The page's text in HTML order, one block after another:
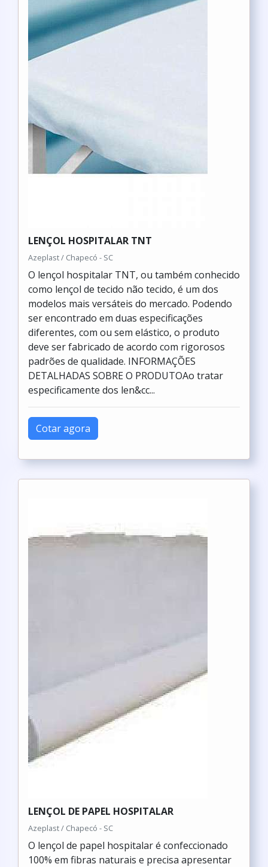
LENÇOL HOSPITALAR TNT
Azeplast / Chapecó - SC
O lençol hospitalar TNT, ou também conhecido
como lençol de tecido não tecido, é um dos
modelos mais versáteis do mercado. Podendo
ser encontrado em duas especificações
diferentes, com ou sem elástico, o produto
deve ser fabricado de acordo com rigorosos
padrões de qualidade. INFORMAÇÕES
DETALHADAS SOBRE O PRODUTOAo tratar
especificamente dos len&cc...
Cotar agora
LENÇOL DE PAPEL HOSPITALAR
Azeplast / Chapecó - SC
O lençol de papel hospitalar é confeccionado
100% em fibras naturais e precisa apresentar